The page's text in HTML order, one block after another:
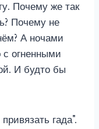
Почему же так
Почему не
А ночами
с огненными
И будто бы
гада".